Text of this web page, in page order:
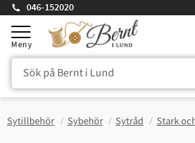
Meny
046-152020
Sytillbehör Sybehör Sytråd Stark